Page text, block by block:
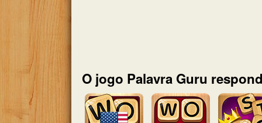
O jogo Palavra Guru